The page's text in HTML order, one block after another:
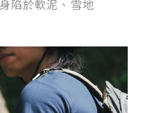
陷於軟泥、 雪地